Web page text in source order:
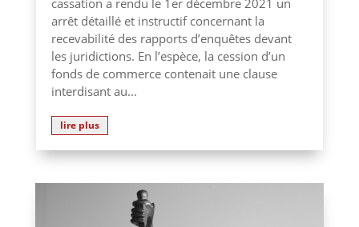
cassation a rendu le 1er décembre 2021 un
arrêt détaillé et instructif concernant la
recevabilité des rapports d’enquêtes devant
les juridictions. En l’espèce, la cession d’un
fonds de commerce contenait une clause
interdisant au...
lire plus